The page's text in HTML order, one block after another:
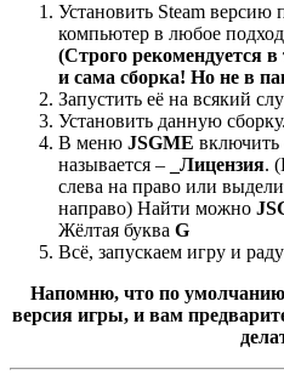
Установить Steam
компьютер в любое
(Строго рекомендуется в
и сама сборка! Но не в
Запустить её на всякий
Установить данную сборку.
В меню JSGME
называется –
_Лицензия.
слева на право или
направо) Найти можно
Жёлтая буква G
Всё, запускаем игру и
Напомню, что по умолчанию
версия игры, и вам